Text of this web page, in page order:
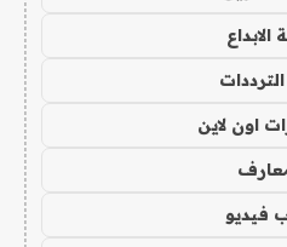
الابداع
اون لاين
فيديو